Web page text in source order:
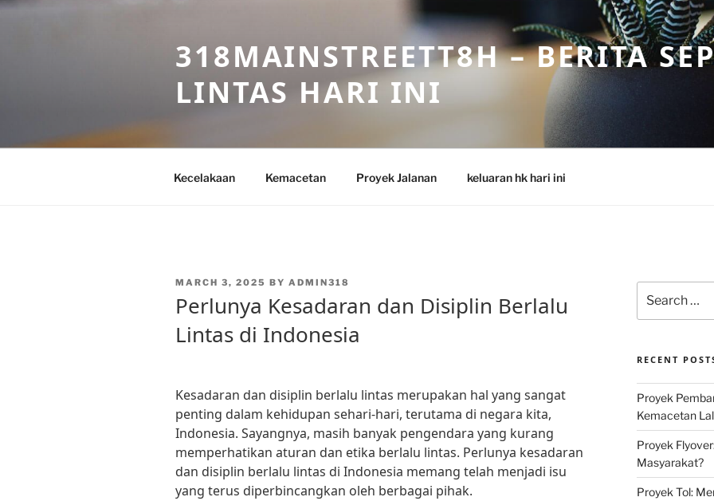
Skip
318MAINSTREETT8H – BERITA
LINTAS HARI INI
Kecelakaan Kemacetan Proyek Jalanan keluaran hk hari ini
POSTED
MARCH 3, 2025 BY ADMIN318
Perlunya Kesadaran dan Disiplin Berlalu
Lintas di Indonesia
Kesadaran dan disiplin berlalu lintas merupakan hal yang sangat
penting dalam kehidupan sehari-hari, terutama di negara kita,
Indonesia. Sayangnya, masih banyak pengendara yang kurang
memperhatikan aturan dan etika berlalu lintas. Perlunya kesadaran
dan disiplin berlalu lintas di Indonesia memang telah menjadi isu
yang terus diperbincangkan oleh berbagai pihak.
for:
RECENT
Proyek
Kemacetan
Proyek
Masyarakat?
Proyek Tol: